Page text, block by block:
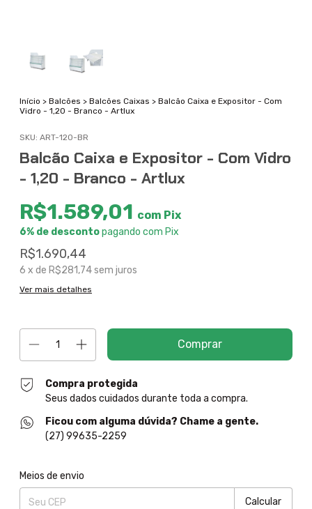
Início > Balcões > Balcões Caixas > Balcão Caixa e Expositor - Com
Vidro - 1,20 - Branco - Artlux
SKU: ART-120-BR
Balcão Caixa e Expositor - Com Vidro
- 1,20 - Branco - Artlux
R$1.690,44
R$1.589,01 com Pix
6 x de R$281,74sem juros
6% de descontopagando com Pix
Ver mais detalhes
Compra protegida
Seus dados cuidados durante toda a compra.
Ficou com alguma dúvida? Chame a gente.
(27) 99635-2259
Entregas para o CEP:
Meios de envio
Calcular